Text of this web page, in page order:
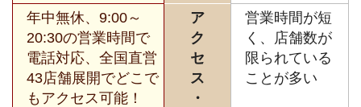
年中無休、9:00～
20:30の営業時間で
電話対応、全国直営
43店舗展開でどこで
もアクセス可能！
ア
ク
セ
ス
・
営業時間が短
く、店舗数が
限られている
ことが多い